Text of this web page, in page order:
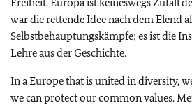
war die rettende Idee nach dem Elend
Selbstbehauptungskämpfe; es ist die
Lehre aus der Geschichte.
In a Europe that is united in diversity,
we can protect our common values.